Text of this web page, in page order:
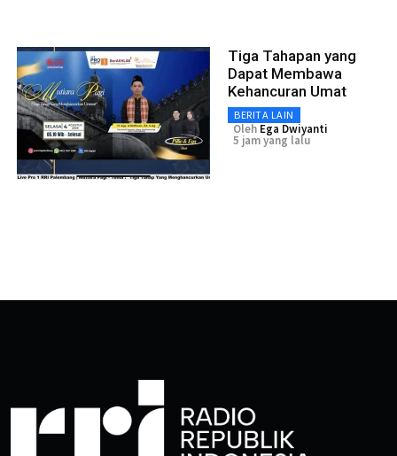
Tiga Tahapan yang
Dapat Membawa
Kehancuran Umat
BERITA LAIN
Oleh Ega Dwiyanti
5 jam yang lalu